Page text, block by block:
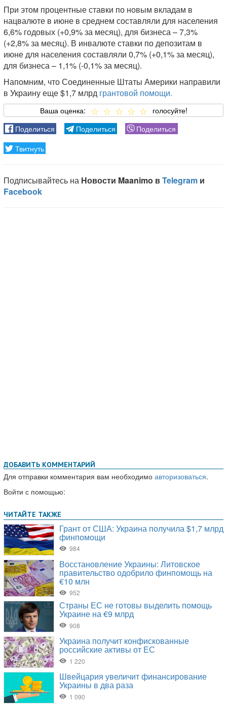
При этом процентные ставки по новым вкладам в
нацвалюте в июне в среднем составляли для населения
6,6% годовых (+0,9% за месяц), для бизнеса – 7,3%
(+2,8% за месяц). В инвалюте ставки по депозитам в
июне для населения составляли 0,7% (+0,1% за месяц),
для бизнеса – 1,1% (-0,1% за месяц).
Напомним, что Соединенные Штаты Америки направили
в Украину еще $1,7 млрд грантовой помощи.
ДОБАВИТЬ КОММЕНТАРИЙ
Для отправки комментария вам необходимо авторизоваться.
Войти с помощью: